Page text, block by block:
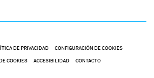
DE PRIVACIDAD CONFIGURACIÓN DE COOKIES
COOKIES ACCESIBILIDAD CONTACTO